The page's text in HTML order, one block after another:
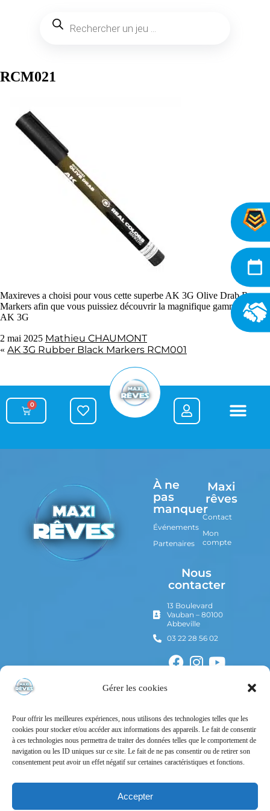
Gérer les cookies
Pour offrir les meilleures expériences, nous utilisons des technologies telles que les
cookies pour stocker et/ou accéder aux informations des appareils. Le fait de consentir
à ces technologies nous permettra de traiter des données telles que le comportement de
navigation ou les ID uniques sur ce site. Le fait de ne pas consentir ou de retirer son
consentement peut avoir un effet négatif sur certaines caractéristiques et fonctions.
Accepter
RCM021
Maxireves a choisi pour vous cette superbe AK 3G Olive Drab Rc
Markers afin que vous puissiez découvrir la magnifique gamme de set
AK 3G
2 mai 2025 Mathieu CHAUMONT
« AK 3G Rubber Black Markers RCM001
0
À ne
pas
manquer
Événements
Partenaires
Maxi
rêves
Contact
Mon
compte
Nous
contacter
13 Boulevard
Vauban – 80100
Abbeville
03 22 28 56 02
Mentions Légales Politique de confidentialité